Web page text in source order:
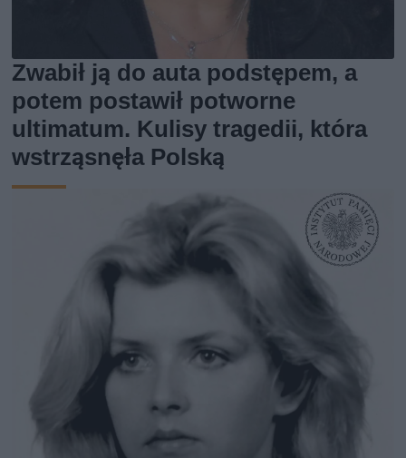
Zwabił ją do auta podstępem, a
potem postawił potworne
ultimatum. Kulisy tragedii, która
wstrząsnęła Polską